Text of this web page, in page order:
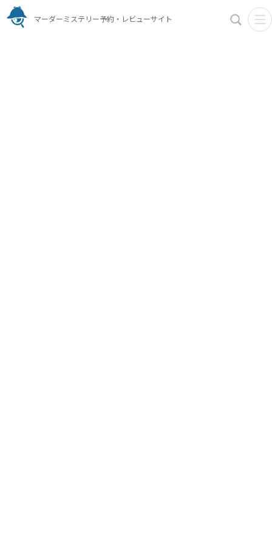
マーダーミステリー予約・レビューサイト